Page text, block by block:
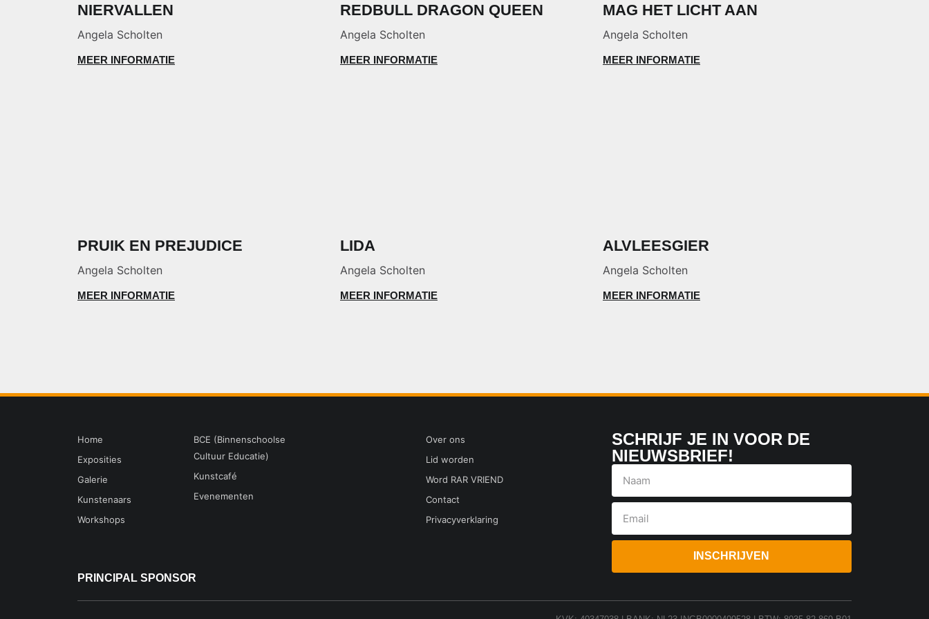
NIERVALLEN
Angela Scholten
MEER INFORMATIE
REDBULL DRAGON QUEEN
Angela Scholten
MEER INFORMATIE
MAG HET LICHT AAN
Angela Scholten
MEER INFORMATIE
PRUIK EN PREJUDICE
Angela Scholten
MEER INFORMATIE
LIDA
Angela Scholten
MEER INFORMATIE
ALVLEESGIER
Angela Scholten
MEER INFORMATIE
Home
Exposities
Galerie
Kunstenaars
Workshops
BCE (Binnenschoolse
Cultuur Educatie)
Kunstcafé
Evenementen
Over ons
Lid worden
Word RAR VRIEND
Contact
Privacyverklaring
SCHRIJF JE IN VOOR DE
NIEUWSBRIEF!
INSCHRIJVEN
PRINCIPAL SPONSOR